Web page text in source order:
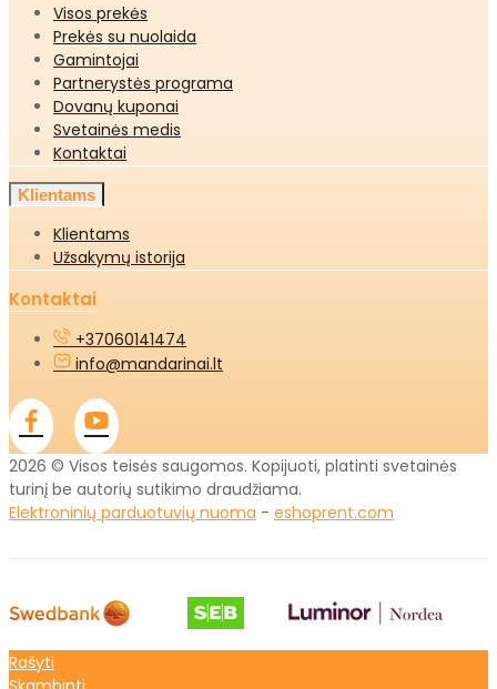
Visos prekės
Prekės su nuolaida
Gamintojai
Partnerystės programa
Dovanų kuponai
Svetainės medis
Kontaktai
Klientams
Klientams
Užsakymų istorija
Kontaktai
+37060141474
info@mandarinai.lt
2026 © Visos teisės saugomos. Kopijuoti, platinti svetainės
turinį be autorių sutikimo draudžiama.
Elektroninių parduotuvių nuoma - eshoprent.com
Rašyti